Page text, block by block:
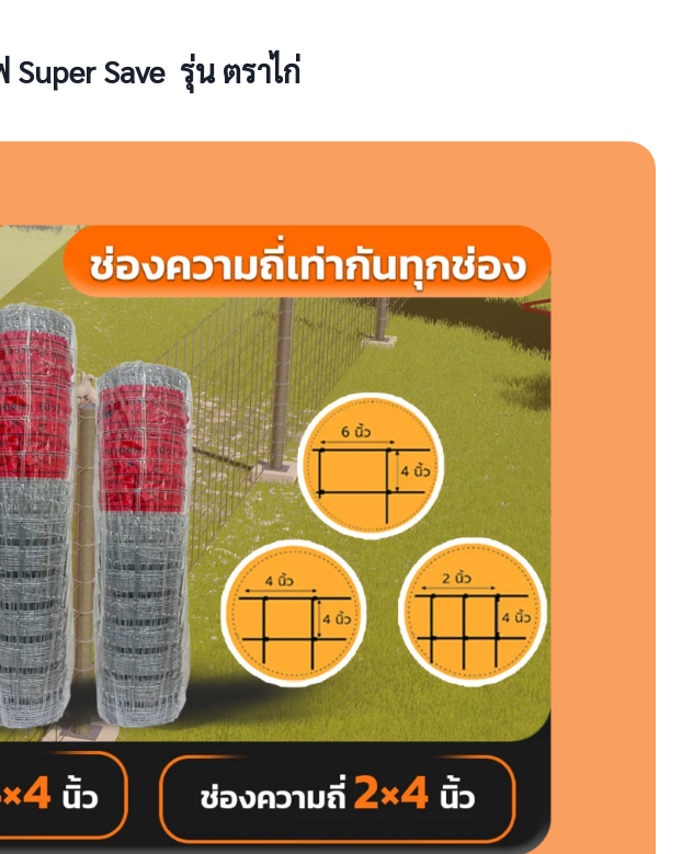
Super Save รุ่น ตราไก่